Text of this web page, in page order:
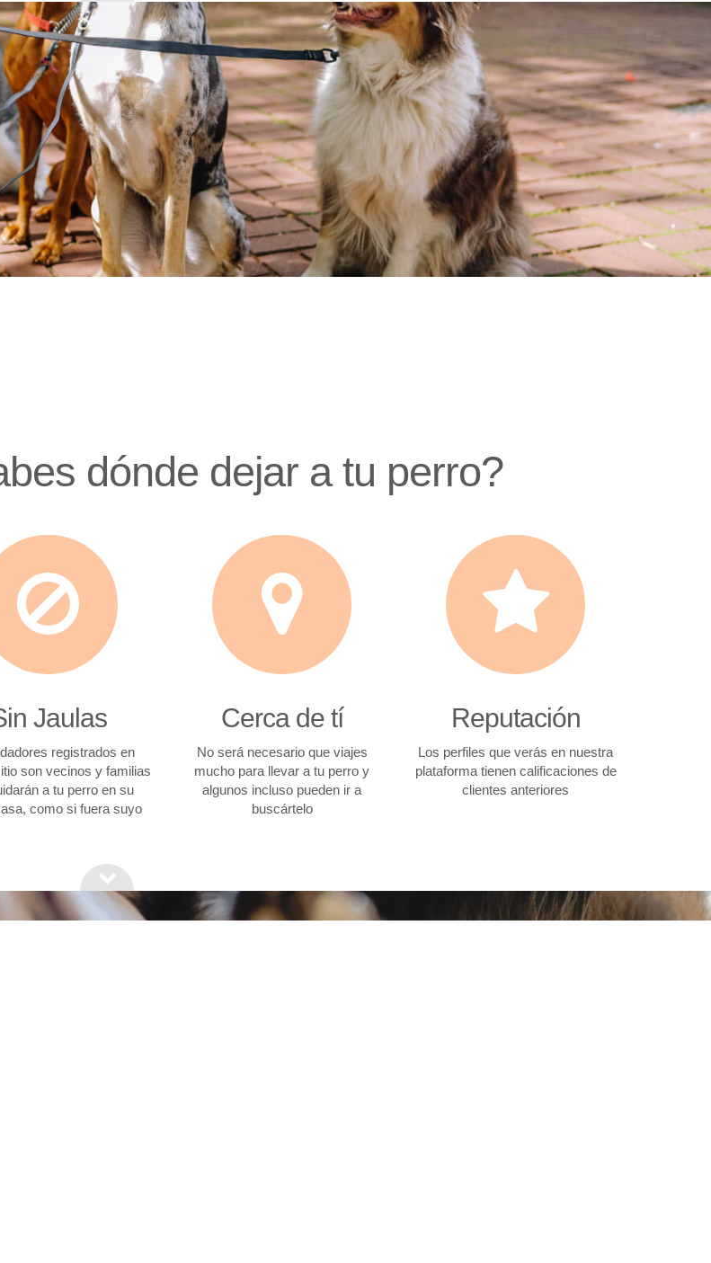
dónde dejar a tu perro?
Jaulas
registrados en
son vecinos y familias
a tu perro en su
como si fuera suyo
Cerca de tí
No será necesario que viajes
mucho para llevar a tu perro y
algunos incluso pueden ir a
buscártelo
Reputación
Los perfiles que verás en nuestra
plataforma tienen calificaciones de
clientes anteriores